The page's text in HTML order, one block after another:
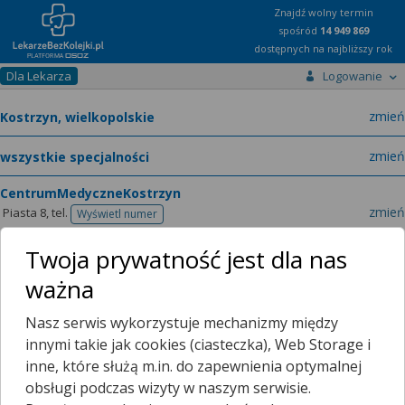
Znajdź wolny termin
spośród 14 949 869
dostępnych na najbliższy rok
Dla Lekarza Logowanie
zmień
zmień
CentrumMedyczneKostrzyn
Piasta 8,tel. Wyświetl numer
telefonu zmień
Lekarze O placówce
Terminarze Filtrowanie wyników
Poradnia (gabinet) Lekarza POZ
Twoja prywatność jest dla nas
ważna
Nasz serwis wykorzystuje mechanizmy między
innymi takie jak cookies (ciasteczka), Web Storage i
inne, które służą m.in. do zapewnienia optymalnej
obsługi podczas wizyty w naszym serwisie.